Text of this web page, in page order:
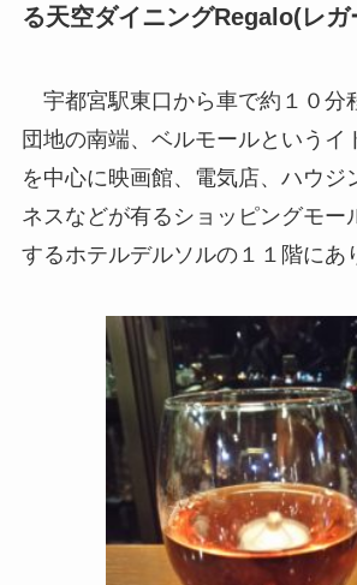
る天空ダイニングRegalo(レガ
宇都宮駅東口から車で約１０分
団地の南端、ベルモールというイ
を中心に映画館、電気店、ハウジ
ネスなどが有るショッピングモー
するホテルデルソルの１１階にあ